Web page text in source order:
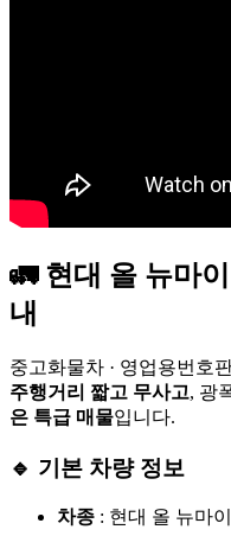
🚛 현대 올 뉴마
내
중고화물차 · 영업용번호
주행거리 짧고 무사고, 광
은 특급 매물입니다.
🔹 기본 차량 정보
차종 : 현대 올 뉴마